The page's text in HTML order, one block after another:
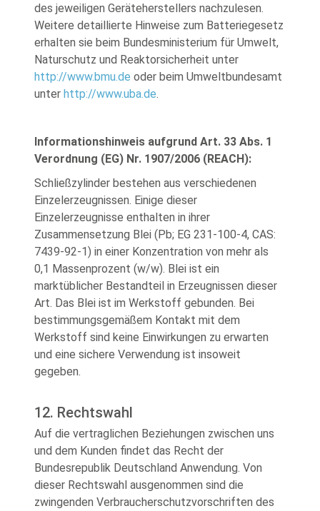
des jeweiligen Geräteherstellers nachzulesen.
Weitere detaillierte Hinweise zum Batteriegesetz
erhalten sie beim Bundesministerium für Umwelt,
Naturschutz und Reaktorsicherheit unter
http://www.bmu.de oder beim Umweltbundesamt
unter http://www.uba.de.
Informationshinweis aufgrund Art. 33 Abs. 1
Verordnung (EG) Nr. 1907/2006 (REACH):
Schließzylinder bestehen aus verschiedenen
Einzelerzeugnissen. Einige dieser
Einzelerzeugnisse enthalten in ihrer
Zusammensetzung Blei (Pb; EG 231-100-4, CAS:
7439-92-1) in einer Konzentration von mehr als
0,1 Massenprozent (w/w). Blei ist ein
marktüblicher Bestandteil in Erzeugnissen dieser
Art. Das Blei ist im Werkstoff gebunden. Bei
bestimmungsgemäßem Kontakt mit dem
Werkstoff sind keine Einwirkungen zu erwarten
und eine sichere Verwendung ist insoweit
gegeben.
12. Rechtswahl
Auf die vertraglichen Beziehungen zwischen uns
und dem Kunden findet das Recht der
Bundesrepublik Deutschland Anwendung. Von
dieser Rechtswahl ausgenommen sind die
zwingenden Verbraucherschutzvorschriften des